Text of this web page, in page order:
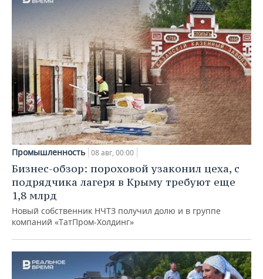
Промышленность 08 авг, 00:00
Бизнес-обзор: пороховой узаконил цеха, с
подрядчика лагеря в Крыму требуют еще
1,8 млрд
Новый собственник НЧТЗ получил долю и в группе
компаний «ТатПром-Холдинг»